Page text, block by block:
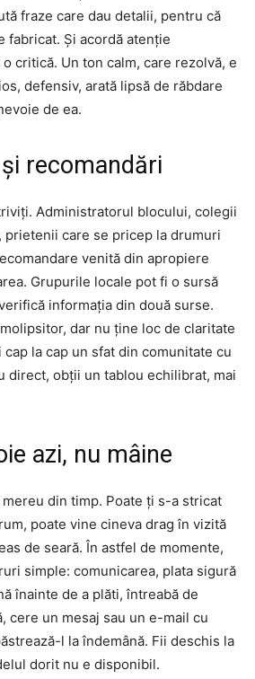
fraze care dau detalii, pentru că
fabricat. Și acordă atenție
critică. Un ton calm, care rezolvă, e
defensiv, arată lipsă de răbdare
de ea.
recomandări
Administratorul blocului, colegii
prietenii care se pricep la drumuri
venită din apropiere
Grupurile locale pot fi o sursă
informația din două surse.
dar nu ține loc de claritate
la cap un sfat din comunitate cu
direct, obții un tablou echilibrat, mai
azi, nu mâine
din timp. Poate ți s-a stricat
poate vine cineva drag în vizită
de seară. În astfel de momente,
simple: comunicarea, plata sigură
înainte de a plăti, întreabă de
cere un mesaj sau un e-mail cu
l la îndemână. Fii deschis la
dorit nu e disponibil.